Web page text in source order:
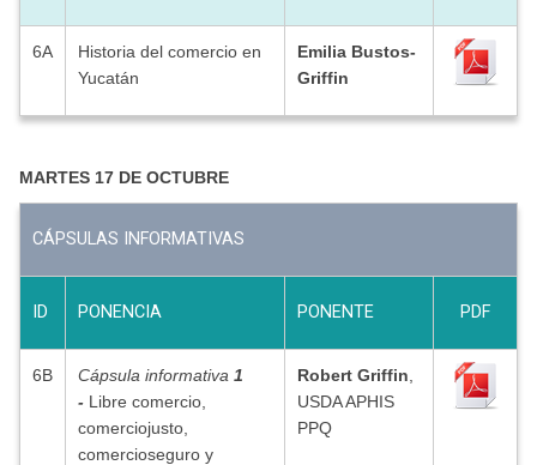
6A
Historia del comercio en
Yucatán
Emilia Bustos-
Griffin
MARTES 17 DE OCTUBRE
CÁPSULAS INFORMATIVAS
ID PONENCIA PONENTE PDF
6B Cápsula informativa 1
- Libre comercio,
comerciojusto,
comercioseguro y
Robert Griffin
USDA APHIS
PPQ